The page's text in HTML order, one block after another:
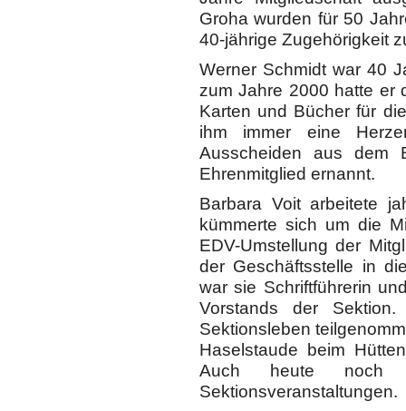
Groha wurden für 50
40-jährige Zugehörigkeit
Werner Schmidt war 40
zum Jahre 2000 hatte er
Karten und Bücher für
ihm immer eine
Ausscheiden aus dem
Ehrenmitglied ernannt.
Barbara Voit arbeitete
kümmerte sich um die
EDV-Umstellung der
der Geschäftsstelle in
war sie Schriftführerin
Vorstands der
Sektionsleben
Haselstaude beim
Auch heute noch
Sektionsveranstaltungen.